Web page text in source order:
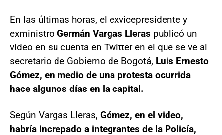
En las últimas horas, el exvicepresidente y
exministro Germán Vargas Lleras publicó un
video en su cuenta en Twitter en el que se ve al
secretario de Gobierno de Bogotá, Luis Ernesto
Gómez, en medio de una protesta ocurrida
hace algunos días en la capital.
Según Vargas Lleras, Gómez, en el video,
habría increpado a integrantes de la Policía,